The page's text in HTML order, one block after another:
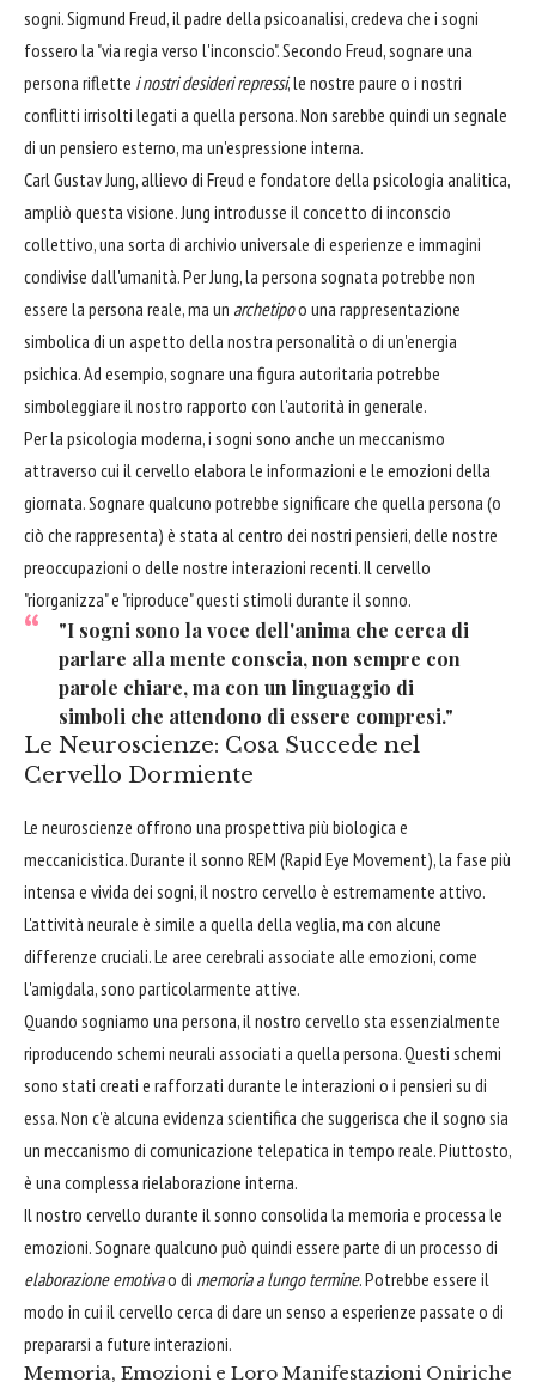
sogni. Sigmund Freud, il padre della psicoanalisi, credeva che i sogni
fossero la "via regia verso l'inconscio". Secondo Freud, sognare una
persona riflette i nostri desideri repressi, le nostre paure o i nostri
conflitti irrisolti legati a quella persona. Non sarebbe quindi un segnale
di un pensiero esterno, ma un'espressione interna.
Carl Gustav Jung, allievo di Freud e fondatore della psicologia analitica,
ampliò questa visione. Jung introdusse il concetto di inconscio
collettivo, una sorta di archivio universale di esperienze e immagini
condivise dall'umanità. Per Jung, la persona sognata potrebbe non
essere la persona reale, ma un archetipoo una rappresentazione
simbolica di un aspetto della nostra personalità o di un'energia
psichica. Ad esempio, sognare una figura autoritaria potrebbe
simboleggiare il nostro rapporto con l'autorità in generale.
Per la psicologia moderna, i sogni sono anche un meccanismo
attraverso cui il cervello elabora le informazioni e le emozioni della
giornata. Sognare qualcuno potrebbe significare che quella persona (o
ciò che rappresenta) è stata al centro dei nostri pensieri, delle nostre
preoccupazioni o delle nostre interazioni recenti. Il cervello
"riorganizza" e "riproduce" questi stimoli durante il sonno.
"I sogni sono la voce dell'anima che cerca di
parlare alla mente conscia, non sempre con
parole chiare, ma con un linguaggio di
simboli che attendono di essere compresi."
Le Neuroscienze: Cosa Succede nel
Cervello Dormiente
Le neuroscienze offrono una prospettiva più biologica e
meccanicistica. Durante il sonno REM (Rapid Eye Movement), la fase più
intensa e vivida dei sogni, il nostro cervello è estremamente attivo.
L'attività neurale è simile a quella della veglia, ma con alcune
differenze cruciali. Le aree cerebrali associate alle emozioni, come
l'amigdala, sono particolarmente attive.
Quando sogniamo una persona, il nostro cervello sta essenzialmente
riproducendo schemi neurali associati a quella persona. Questi schemi
sono stati creati e rafforzati durante le interazioni o i pensieri su di
essa. Non c'è alcuna evidenza scientifica che suggerisca che il sogno sia
un meccanismo di comunicazione telepatica in tempo reale. Piuttosto,
è una complessa rielaborazione interna.
Il nostro cervello durante il sonno consolida la memoria e processa le
emozioni. Sognare qualcuno può quindi essere parte di un processo di
elaborazione emotivao di memoria a lungo termine. Potrebbe essere il
modo in cui il cervello cerca di dare un senso a esperienze passate o di
prepararsi a future interazioni.
Memoria, Emozioni e Loro Manifestazioni Oniriche